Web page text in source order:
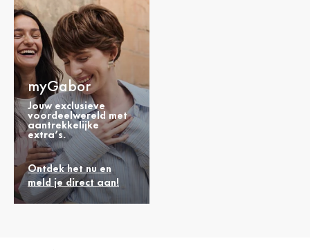
myGabor
Jouw exclusieve
voordeelwereld met
aantrekkelijke
extra’s.
Ontdek het nu en
meld je direct aan!